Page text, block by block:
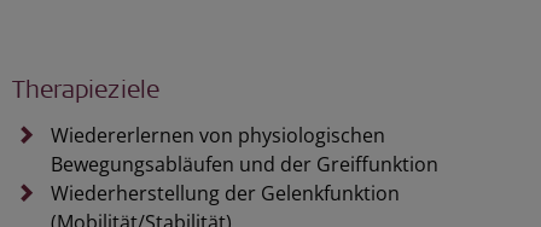
Therapieziele
Wiedererlernen von physiologischen
Bewegungsabläufen und der Greiffunktion
Wiederherstellung der Gelenkfunktion